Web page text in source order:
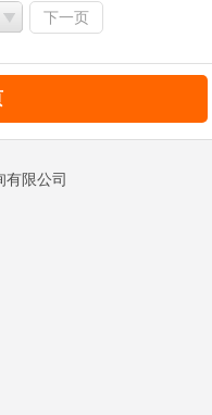
下一页
有限公司